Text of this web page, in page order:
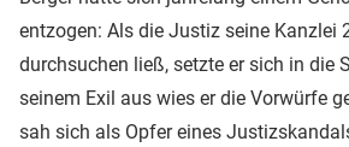
entzogen: Als die Justiz seine Kanzlei
durchsuchen ließ, setzte er sich in die
seinem Exil aus wies er die Vorwürfe
sah sich als Opfer eines